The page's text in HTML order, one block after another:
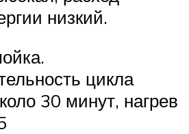
низкий.
цикла
30 минут, нагрев